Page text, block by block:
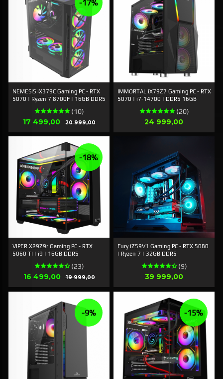
NEMESIS iX379C Gaming PC - RTX
5070 | Ryzen 7 8700F | 16GB DDR5
(10)
Tilbud
17 499,00 20 999,00Rabatt
-17%
IMMORTAL iX79Z7 Gaming PC - RTX
5070 | i7-14700 | DDR5 16GB
(20)
Pris
24 999,00
VIPER X29Z9r Gaming PC - RTX
5060 TI | i9 | 16GB DDR5
(23)
Tilbud
16 499,00 19 999,00Rabatt
-18%
Fury iZ59V1 Gaming PC - RTX 5080
| Ryzen 7 | 32GB DDR5
(9)
Pris
39 999,00
-9% -15%